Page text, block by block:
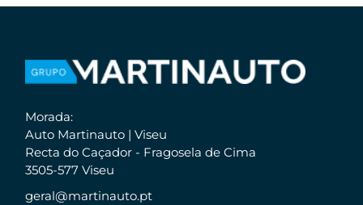
Morada:
Auto Martinauto | Viseu
Recta do Caçador - Fragosela de Cima
3505-577 Viseu
geral@martinauto.pt